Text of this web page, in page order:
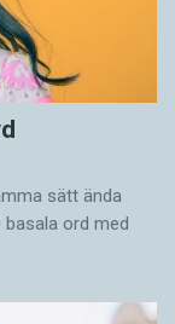
sätt ända
ord med